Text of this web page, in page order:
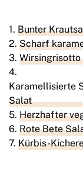
Bunter
Scharf
Wirsingrisotto
Karamellisierte
Salat
Herzhafter
Rote Bete
Kürbis-